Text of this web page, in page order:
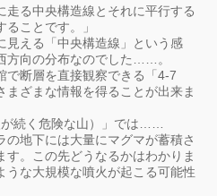
走る中央構造線とそれに平行する
ことです。」
える「中央構造線」という感
方向の分布なのでした……。
で断層を直接観察できる「4-7
ざまな情報を得ることが出来ま
続く危険な山）」では……
の地下には大量にマグマが蓄積さ
す。この先どうなるかはわかりま
うな大規模な噴火が起こる可能性